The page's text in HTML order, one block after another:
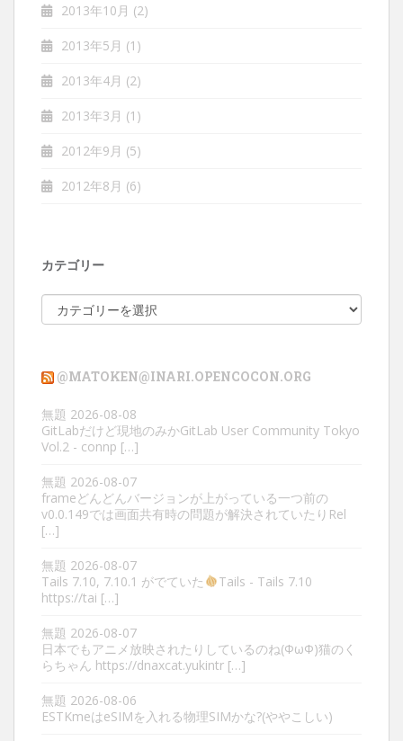
2013年10月 (2)
2013年5月 (1)
2013年4月 (2)
2013年3月 (1)
2012年9月 (5)
2012年8月 (6)
カテゴリー
テ
ー
@MATOKEN@INARI.OPENCOCON.ORG
無題 2026-08-08
GitLabだけど現地のみかGitLab User Community Tokyo
Vol.2 - connp […]
無題 2026-08-07
frameどんどんバージョンが上がっている一つ前の
v0.0.149では画面共有時の問題が解決されていたりRel
[…]
無題 2026-08-07
Tails 7.10, 7.10.1 がでていた
Tails - Tails 7.10
https://tai […]
無題 2026-08-07
日本でもアニメ放映されたりしているのね(ΦωΦ)猫のく
らちゃん https://dnaxcat.yukintr […]
無題 2026-08-06
ESTKmeはeSIMを入れる物理SIMかな?(ややこしい)